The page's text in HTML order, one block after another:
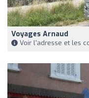
Voyages Arnaud
Voir l'adresse et les